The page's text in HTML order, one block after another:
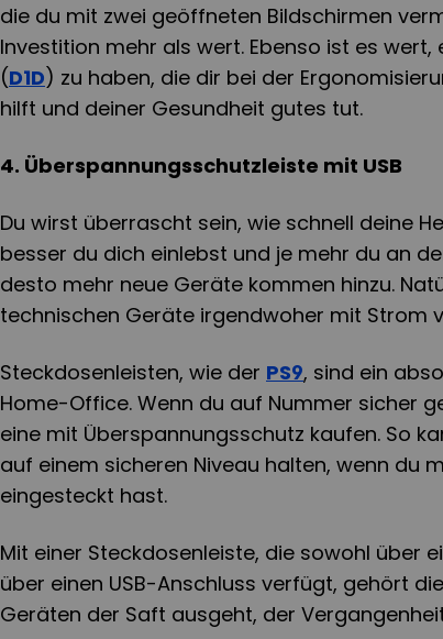
die du mit zwei geöffneten Bildschirmen
Investition mehr als wert. Ebenso ist es
(D1D) zu haben, die dir bei der
hilft und deiner Gesundheit gutes tut.
4. Überspannungsschutzleiste mit USB
Du wirst überrascht sein, wie schnell deine
besser du dich einlebst und je mehr du an
desto mehr neue Geräte kommen hinzu.
technischen Geräte irgendwoher mit Strom
Steckdosenleisten, wie der PS9, sind ein
Home-Office. Wenn du auf Nummer sicher
eine mit Überspannungsschutz kaufen. So
auf einem sicheren Niveau halten, wenn du
eingesteckt hast.
Mit einer Steckdosenleiste, die sowohl über
über einen USB-Anschluss verfügt, gehört
Geräten der Saft ausgeht, der